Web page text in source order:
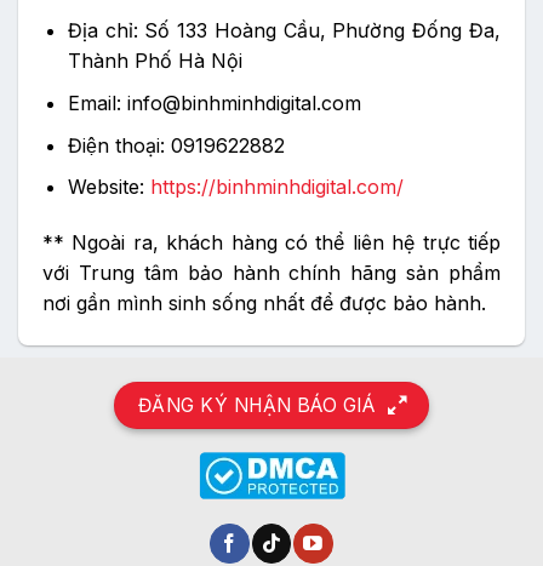
Địa chỉ: Số 133 Hoàng Cầu, Phường Đống Đa,
Thành Phố Hà Nội
Email: info@binhminhdigital.com
Điện thoại: 0919622882
Website: https://binhminhdigital.com/
** Ngoài ra, khách hàng có thể liên hệ trực tiếp
với Trung tâm bảo hành chính hãng sản phẩm
nơi gần mình sinh sống nhất để được bảo hành.
ĐĂNG KÝ NHẬN BÁO GIÁ